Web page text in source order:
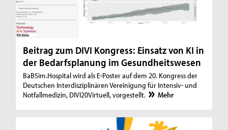
Beitrag zum DIVI Kongress: Einsatz von KI in
der Bedarfsplanung im Gesundheitswesen
BaBSim.Hospital wird als E-Poster auf dem 20. Kongress der
Deutschen Interdisziplinären Vereinigung für Intensiv- und
Notfallmedizin, DIVI20Virtuell, vorgestellt.
Mehr